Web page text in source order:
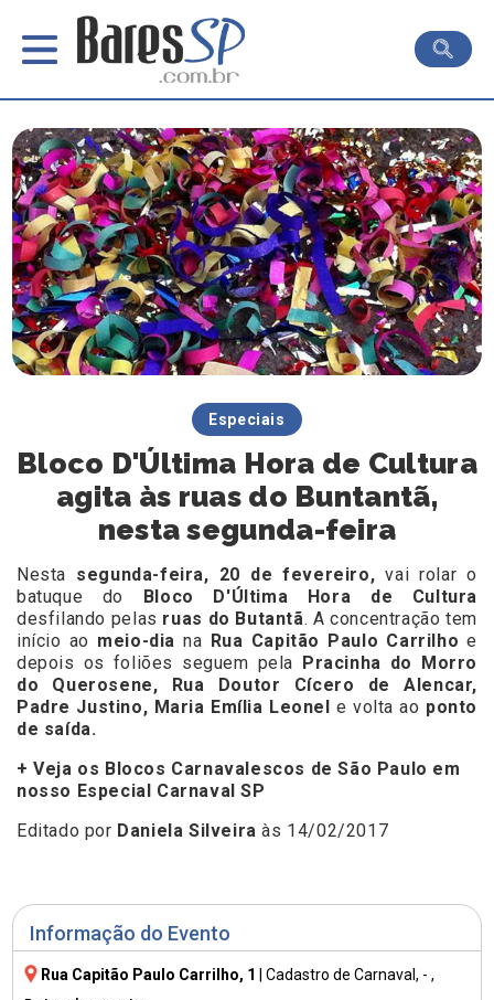
Informação do Evento
Rua Capitão Paulo Carrilho, 1 |Cadastro de Carnaval, - ,
Especiais
Bloco D'Última Hora de Cultura
agita às ruas do Buntantã,
nesta segunda-feira
Nesta segunda-feira, 20 de fevereiro, vai rolar o
batuque do
Bloco D'Última Hora de Cultura
desfilando pelas ruas do Butantã. A concentração tem
início ao meio-dia na Rua Capitão Paulo Carrilhoe
depois os foliões seguem pela
Pracinha do Morro
do Querosene, Rua Doutor Cícero de Alencar,
Padre Justino, Maria Emília Leonel
e volta ao ponto
de saída.
+ Veja os Blocos Carnavalescos de São Paulo em
nosso Especial Carnaval SP
Editado por Daniela Silveira às 14/02/2017